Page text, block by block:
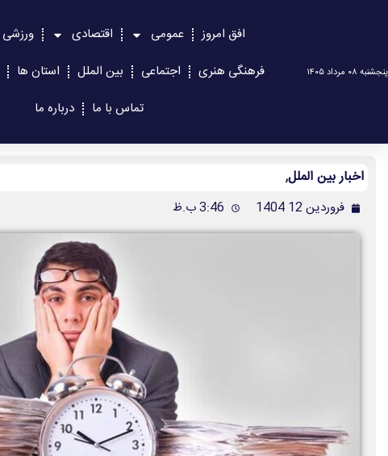
پنجشنبه ۰۸ مرداد ۱۴۰۵
افق امروز عمومی اقتصادی ورزشی
فرهنگی هنری
اجتماعی بین الملل استان ها
تماس با ما
درباره ما
اخبار بین الملل,
فروردین 12 1404 3:46 ب.ظ